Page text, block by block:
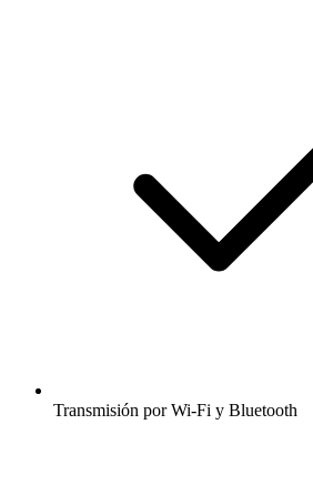
Transmisión por Wi-Fi y Bluetooth